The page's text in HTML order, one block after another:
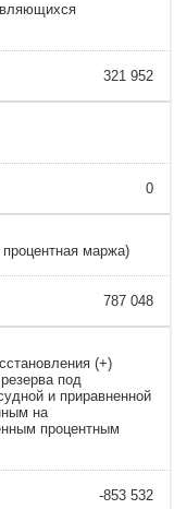
321 952
0
маржа)
787 048
(+)
под
и приравненной
на
процентным
-853 532